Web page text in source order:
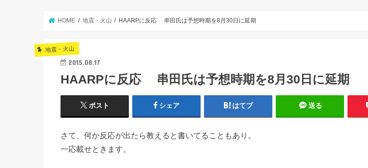
HOME 地震・火山 HAARPに反応 串田氏は予想時期を8月30日に延期
地震・火山
2015.08.17
HAARPに反応 串田氏は予想時期を8月30日に延期
ポスト シェア はてブ 送る
さて、何か反応が出たら教えると書いてることもあり。
一応載せときます。